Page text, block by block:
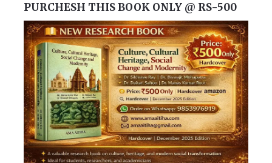
PURCHESH THIS BOOK ONLY @ RS-500